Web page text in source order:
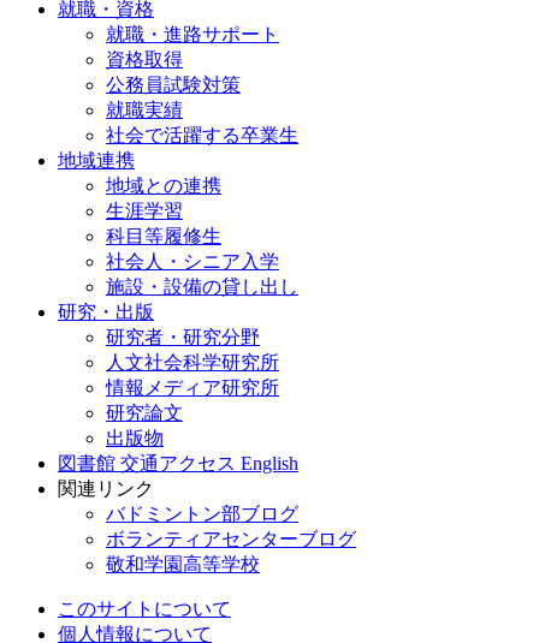
就職・資格
就職・進路サポート
資格取得
公務員試験対策
就職実績
社会で活躍する卒業生
地域連携
地域との連携
生涯学習
科目等履修生
社会人・シニア入学
施設・設備の貸し出し
研究・出版
研究者・研究分野
人文社会科学研究所
情報メディア研究所
研究論文
出版物
図書館 交通アクセス English
関連リンク
バドミントン部ブログ
ボランティアセンターブログ
敬和学園高等学校
このサイトについて
個人情報について